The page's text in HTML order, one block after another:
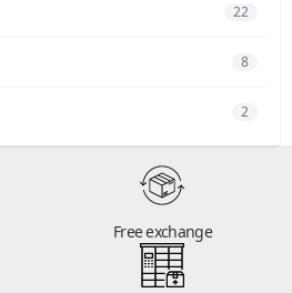
22
8
2
Free exchange